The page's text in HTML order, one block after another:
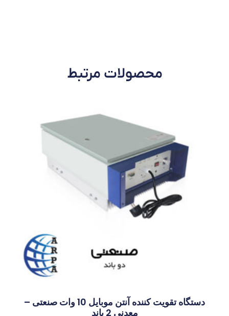
محصولات مرتبط
دستگاه تقویت کننده آنتن موبایل 10 وات صنعتی –
معدنی 2 باند